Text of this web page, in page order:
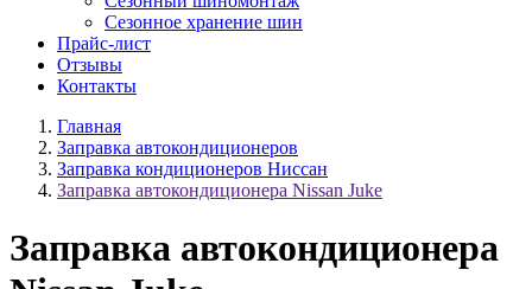
Сезонное хранение шин
Прайс-лист
Отзывы
Контакты
Главная
Заправка автокондиционеров
Заправка кондиционеров Ниссан
Заправка автокондиционера Nissan Juke
Заправка автокондиционера